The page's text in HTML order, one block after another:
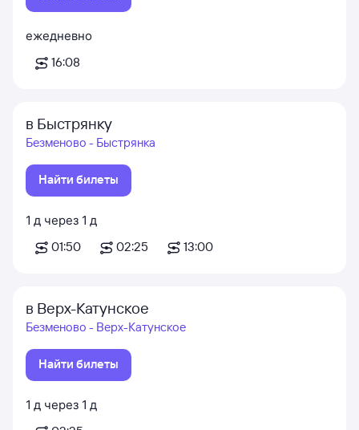
ежедневно
16:08
в Быстрянку
Безменово - Быстрянка
Найти билеты
1 д через 1 д
01:50
02:25 13:00
в Верх-Катунское
Безменово - Верх-Катунское
Найти билеты
1 д через 1 д